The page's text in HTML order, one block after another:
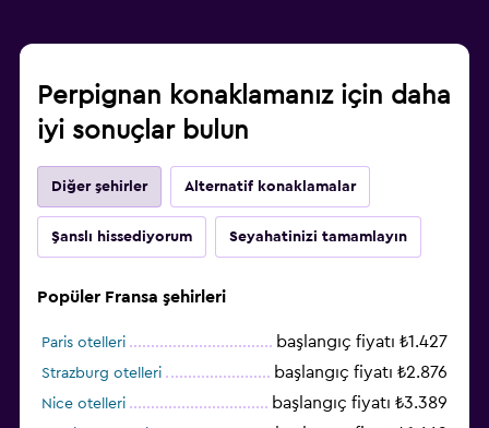
Perpignan konaklamanız için daha
iyi sonuçlar bulun
Diğer şehirler Alternatif konaklamalar
Şanslı hissediyorum Seyahatinizi tamamlayın
Popüler Fransa şehirleri
Paris otelleri başlangıç fiyatı ₺1.427
Strazburg otelleri başlangıç fiyatı ₺2.876
Nice otelleri başlangıç fiyatı ₺3.389